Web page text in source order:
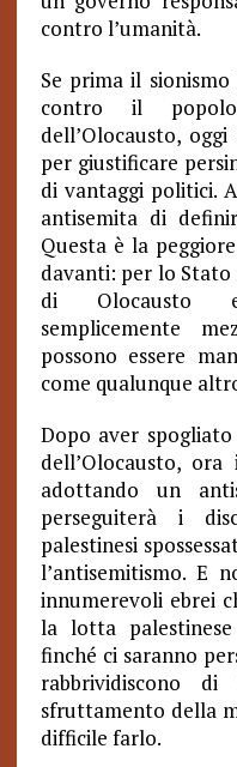
contro l’umanità.
Se prima il
contro il
dell’Olocausto,
per giustificare
di vantaggi politici.
antisemita di
Questa è la
davanti: per lo
di Olocausto
semplicemente
possono essere
come qualunque
Dopo aver
dell’Olocausto,
adottando un
perseguiterà i
palestinesi
l’antisemitismo. E
innumerevoli ebrei
la lotta
finché ci saranno
rabbrividiscono
sfruttamento della
difficile farlo.